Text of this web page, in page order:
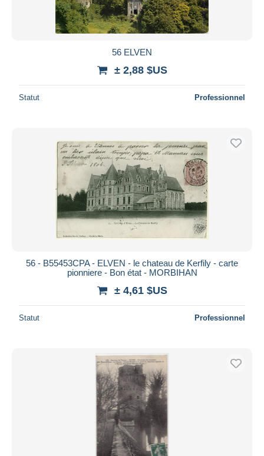
56 ELVEN
± 2,88 $US
Statut Professionnel
56 - B55453CPA - ELVEN - le chateau de Kerfily - carte
pionniere - Bon état - MORBIHAN
± 4,61 $US
Statut Professionnel